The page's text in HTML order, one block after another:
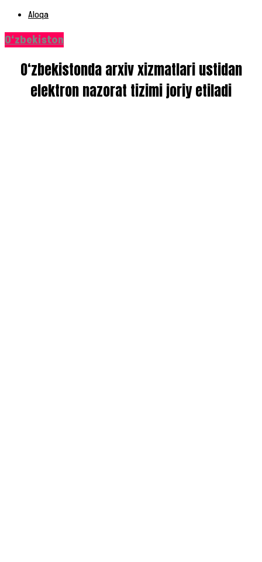
Aloqa
O‘zbekiston
O‘zbekistonda arxiv xizmatlari ustidan
elektron nazorat tizimi joriy etiladi